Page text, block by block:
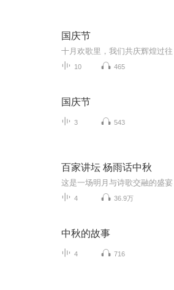
国庆节
10 465
国庆节
3 543
百家讲坛 杨雨话中秋
4 36.9万
中秋的故事
4 716